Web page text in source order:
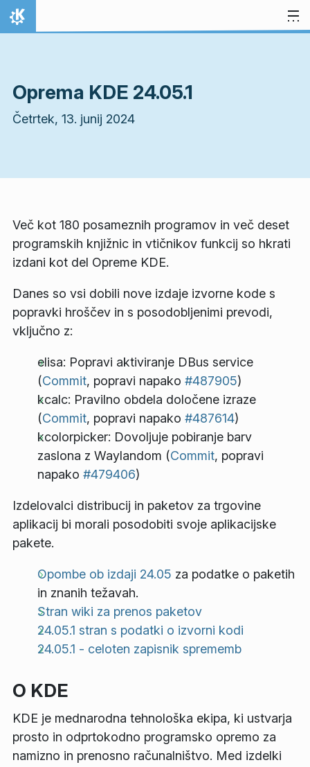
Preskoči na vsebino
Domov
Oprema KDE 24.05.1
Četrtek, 13. junij 2024
Več kot 180 posameznih programov in več deset
programskih knjižnic in vtičnikov funkcij so hkrati
izdani kot del Opreme KDE.
Danes so vsi dobili nove izdaje izvorne kode s
popravki hroščev in s posodobljenimi prevodi,
vključno z:
elisa: Popravi aktiviranje DBus service
(Commit, popravi napako #487905)
kcalc: Pravilno obdela določene izraze
(Commit, popravi napako #487614)
kcolorpicker: Dovoljuje pobiranje barv
zaslona z Waylandom (Commit, popravi
napako #479406)
Izdelovalci distribucij in paketov za trgovine
aplikacij bi morali posodobiti svoje aplikacijske
pakete.
Opombe ob izdaji 24.05 za podatke o paketih
in znanih težavah.
Stran wiki za prenos paketov
24.05.1 stran s podatki o izvorni kodi
24.05.1 - celoten zapisnik sprememb
O KDE
KDE je mednarodna tehnološka ekipa, ki ustvarja
prosto in odprtokodno programsko opremo za
namizno in prenosno računalništvo. Med izdelki